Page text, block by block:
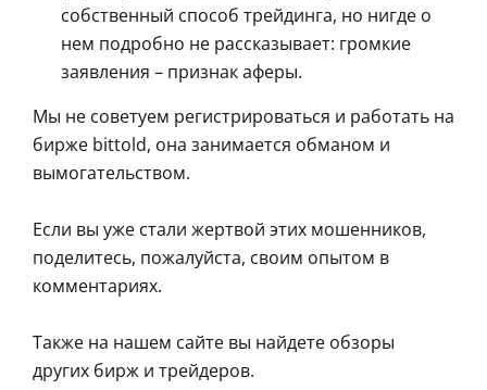
собственный способ трейдинга, но нигде о
нем подробно не рассказывает: громкие
заявления – признак аферы.
Мы не советуем регистрироваться и работать на
бирже bittold, она занимается обманом и
вымогательством.
Если вы уже стали жертвой этих мошенников,
поделитесь, пожалуйста, своим опытом в
комментариях.
Также на нашем сайте вы найдете обзоры
других бирж и трейдеров.